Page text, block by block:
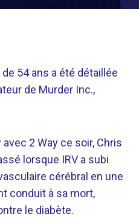
54 ans a été détaillée
de Murder Inc.,
2 Way ce soir, Chris
lorsque IRV a subi
cérébral en une
conduit à sa mort,
le diabète.